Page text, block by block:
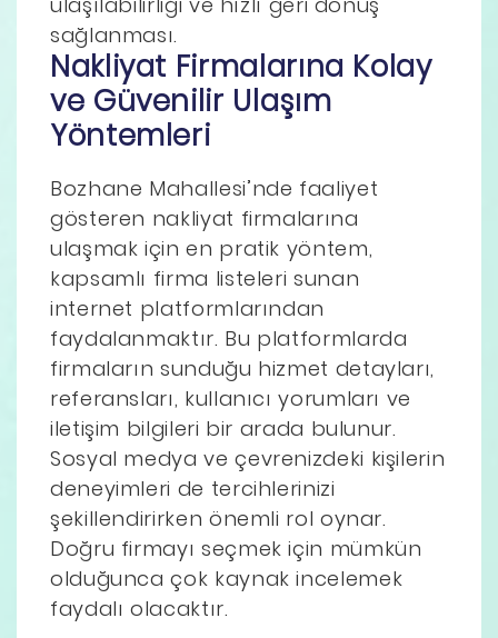
sağlanması.
Nakliyat Firmalarına Kolay
ve Güvenilir Ulaşım
Yöntemleri
Bozhane Mahallesi’nde faaliyet
gösteren nakliyat firmalarına
ulaşmak için en pratik yöntem,
kapsamlı firma listeleri sunan
internet platformlarından
faydalanmaktır. Bu platformlarda
firmaların sunduğu hizmet detayları,
referansları, kullanıcı yorumları ve
iletişim bilgileri bir arada bulunur.
Sosyal medya ve çevrenizdeki kişilerin
deneyimleri de tercihlerinizi
şekillendirirken önemli rol oynar.
Doğru firmayı seçmek için mümkün
olduğunca çok kaynak incelemek
faydalı olacaktır.